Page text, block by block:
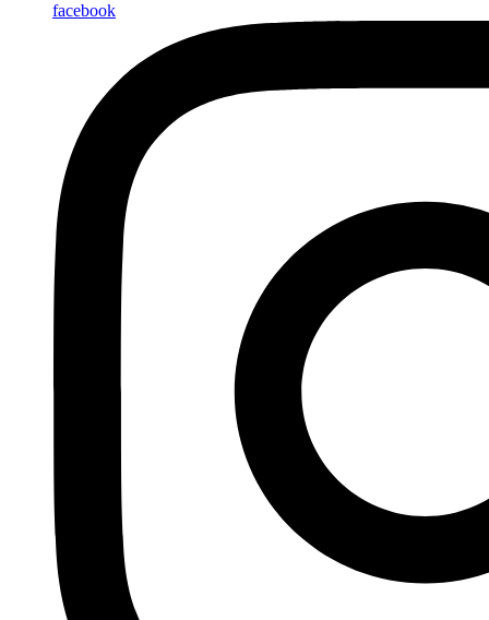
facebook